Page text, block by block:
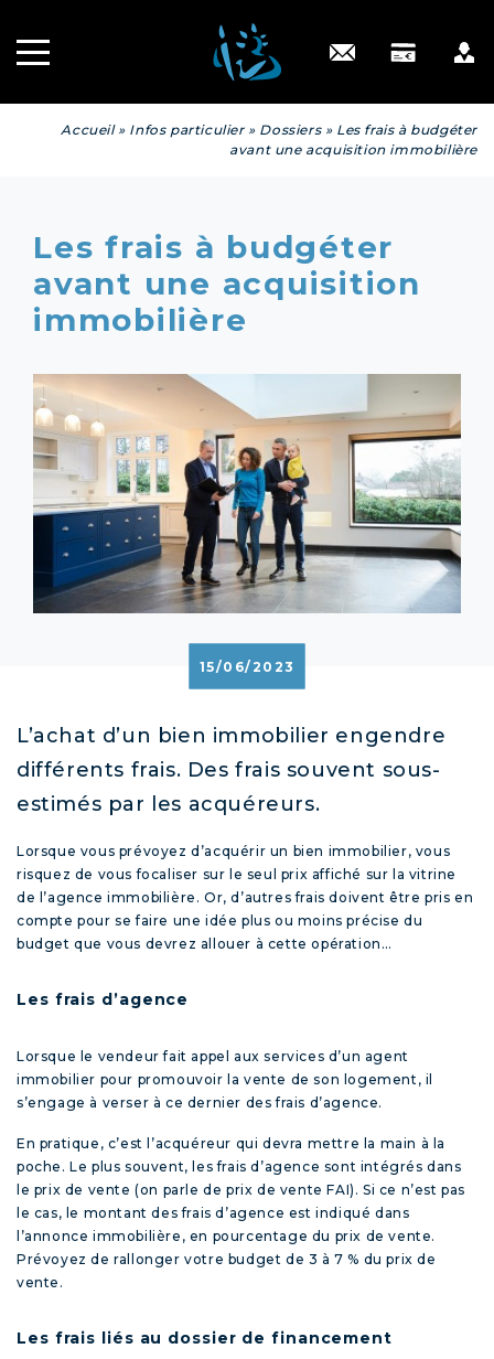
Engagé RSE
Contact
Accueil» Infos particulier» Dossiers» Les frais à budgéter
avant une acquisition immobilière
Les frais à budgéter
avant une acquisition
immobilière
15/06/2023
L’achat d’un bien immobilier engendre
différents frais. Des frais souvent sous-
estimés par les acquéreurs.
Lorsque vous prévoyez d’acquérir un bien immobilier, vous
risquez de vous focaliser sur le seul prix affiché sur la vitrine
de l’agence immobilière. Or, d’autres frais doivent être pris en
compte pour se faire une idée plus ou moins précise du
budget que vous devrez allouer à cette opération…
Les frais d’agence
Lorsque le vendeur fait appel aux services d’un agent
immobilier pour promouvoir la vente de son logement, il
s’engage à verser à ce dernier des frais d’agence.
En pratique, c’est l’acquéreur qui devra mettre la main à la
poche. Le plus souvent, les frais d’agence sont intégrés dans
le prix de vente (on parle de prix de vente FAI). Si ce n’est pas
le cas, le montant des frais d’agence est indiqué dans
l’annonce immobilière, en pourcentage du prix de vente.
Prévoyez de rallonger votre budget de 3 à 7 % du prix de
vente.
Les frais liés au dossier de financement